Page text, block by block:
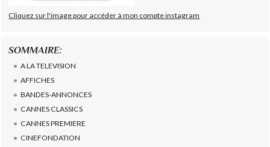
Cliquez sur l'image pour accéder à mon compte instagram
SOMMAIRE:
A LA TELEVISION
AFFICHES
BANDES-ANNONCES
CANNES CLASSICS
CANNES PREMIERE
CINEFONDATION